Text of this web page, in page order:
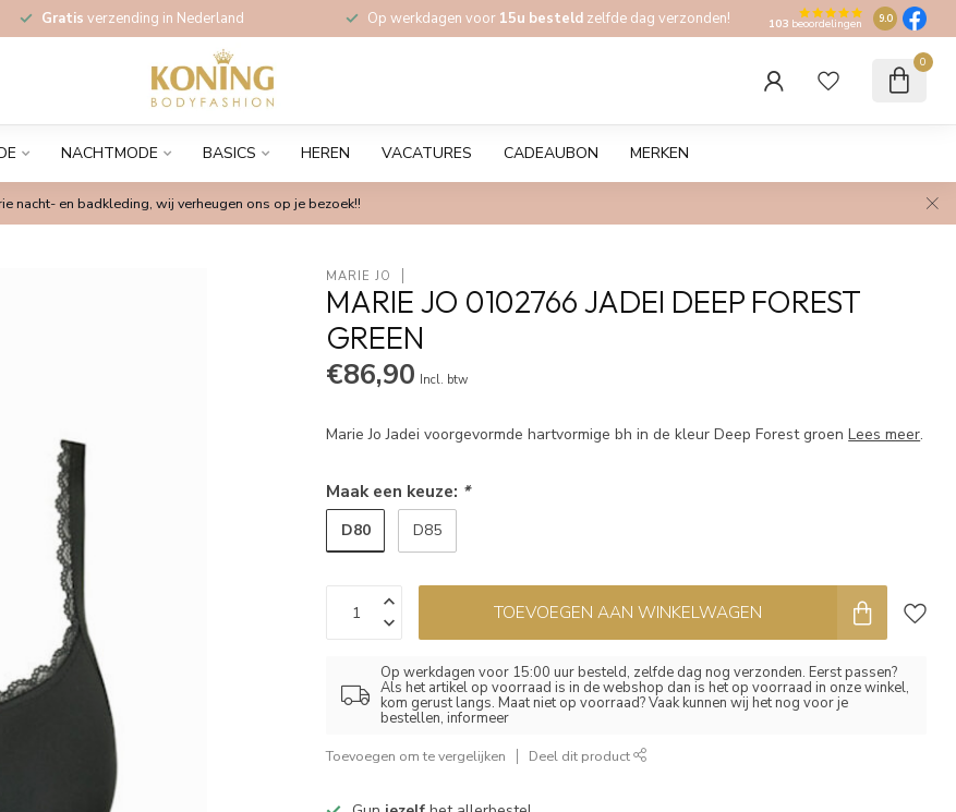
Gratis verzending in Nederland Op werkdagen voor 15u besteld zelfde dag verzonden! 103 beoordelingen 9.0
0
NACHTMODE BASICS HEREN VACATURES CADEAUBON MERKEN
nacht- en badkleding, wij verheugen ons op je bezoek!!
MARIE JO
MARIE JO 0102766 JADEI DEEP FOREST
GREEN
€86,90 Incl. btw
Marie Jo Jadei voorgevormde hartvormige bh in de kleur Deep Forest groenLees meer.
Maak een keuze: *
D80 D85
TOEVOEGEN AAN WINKELWAGEN
Op werkdagen voor 15:00 uur besteld, zelfde dag nog verzonden. Eerst passen?
Als het artikel op voorraad is in de webshop dan is het op voorraad in onze winkel,
kom gerust langs. Maat niet op voorraad? Vaak kunnen wij het nog voor je
bestellen, informeer
Toevoegen om te vergelijken Deel dit product